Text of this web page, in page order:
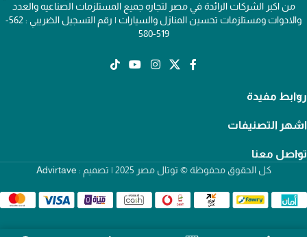
من اكبر الشركات الرائدة في مصر لتجاره جميع المستلزمات الصناعيه والعدد
والادوات ومستلزمات تحسين المنازل والسيارات | رقم التسجيل الضريبي : 562-
519-580
روابط مفيدة
اشهر التصنيفات
تواصل معنا
كل الحقوق محفوظة © توتال مصر 2025 | تصميم : Advirtave